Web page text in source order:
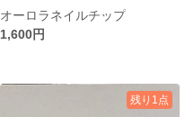
オーロラネイルチップ
1,600円
残り1点